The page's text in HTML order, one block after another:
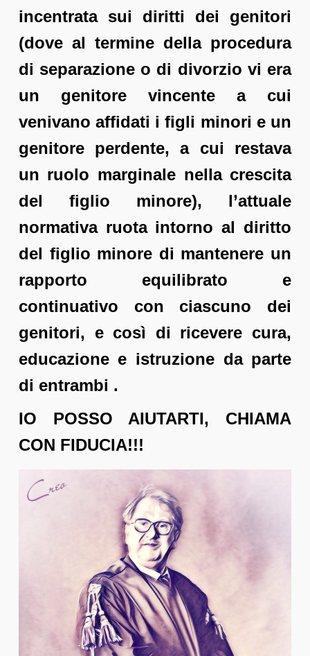
incentrata sui diritti dei genitori
(dove al termine della procedura
di separazione o di divorzio vi era
un genitore vincente a cui
venivano affidati i figli minori e un
genitore perdente, a cui restava
un ruolo marginale nella crescita
del figlio minore), l’attuale
normativa ruota intorno al diritto
del figlio minore di mantenere un
rapporto equilibrato e
continuativo con ciascuno dei
genitori, e così di ricevere cura,
educazione e istruzione da parte
di entrambi .
IO POSSO AIUTARTI, CHIAMA
CON FIDUCIA!!!